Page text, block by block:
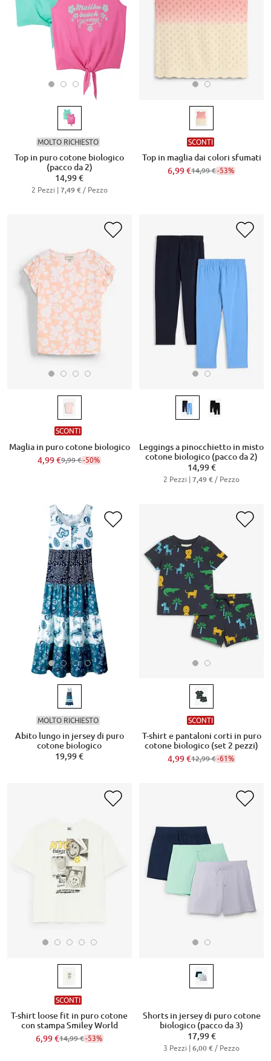
MOLTO RICHIESTO
Top in puro cotone biologico
(pacco da 2)
14,99 €
2 Pezzi | 7,49 €/ Pezzo
SCONTI
Top in maglia dai colori sfumati
6,99 €14,99 €-53%
SCONTI
Maglia in puro cotone biologico
4,99 €9,99 €-50%
Leggings a pinocchietto in misto
cotone biologico (pacco da 2)
14,99 €
2 Pezzi | 7,49 € / Pezzo
MOLTO RICHIESTO
Abito lungo in jersey di puro
cotone biologico
19,99 €
SCONTI
T-shirt e pantaloni corti in puro
cotone biologico (set 2 pezzi)
4,99 €12,99 €-61%
SCONTI
T-shirt loose fit in puro cotone
con stampa Smiley World
6,99 €14,99 €-53%
Shorts in jersey di puro cotone
biologico (pacco da 3)
17,99 €
3 Pezzi | 6,00 € / Pezzo